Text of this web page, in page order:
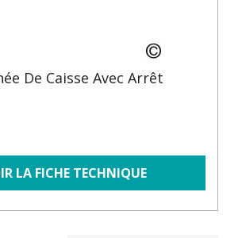
De Caisse Avec Arrêt
LA FICHE TECHNIQUE